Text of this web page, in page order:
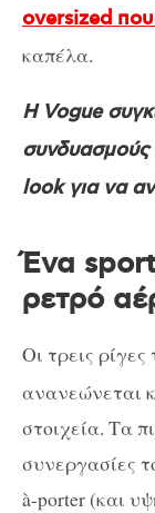
oversized
καπέλα.
Η Vogue
συνδυασμούς
look για να
Ένα
ρετρό
Οι τρεις ρίγες
ανανεώνεται
στοιχεία. Τα
συνεργασίες
à-porter (και